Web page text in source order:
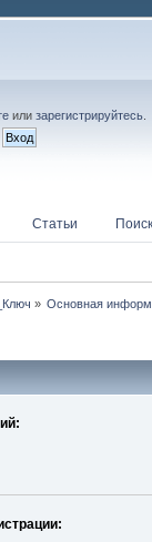
или зарегистрируйтесь
Статьи Поиск
» Основная